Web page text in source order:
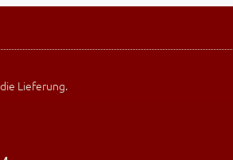
Lieferung.